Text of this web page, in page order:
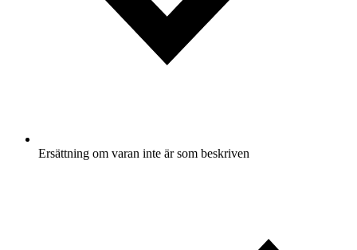
Ersättning om varan inte är som beskriven